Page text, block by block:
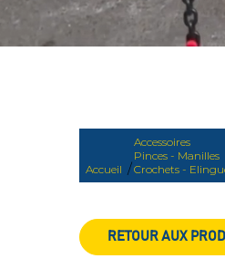
Accueil /
Accessoires
Pinces - Manilles
Crochets -
RETOUR AUX